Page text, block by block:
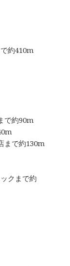
約410m
で約90m
まで約130m
クまで約